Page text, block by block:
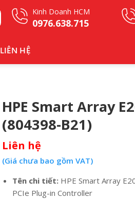
Kinh Doanh HCM
0976.638.715
LIÊN HỆ
HPE Smart Array
(804398-B21)
Liên hệ
(Giá chưa bao gồm VAT)
Tên chi tiết:HPE Smart Array
PCIe Plug-in Controller